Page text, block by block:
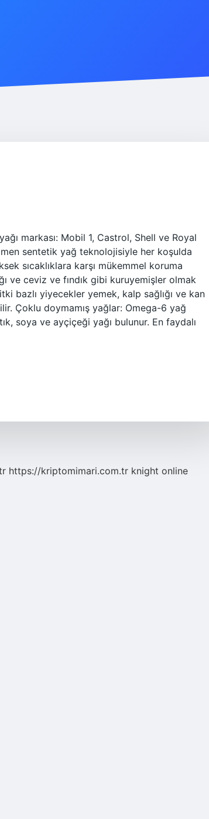
markası: Mobil 1, Castrol, Shell ve Royal
sentetik yağ teknolojisiyle her koşulda
sıcaklıklara karşı mükemmel koruma
ve ceviz ve fındık gibi kuruyemişler olmak
bazlı yiyecekler yemek, kalp sağlığı ve kan
Çoklu doymamış yağlar: Omega-6 yağ
soya ve ayçiçeği yağı bulunur. En faydalı
https://kriptomimari.com.tr knight online